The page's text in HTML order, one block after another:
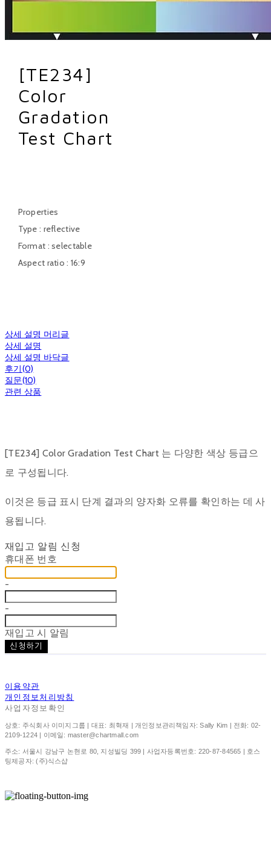
[TE234]
Color
Gradation
Test Chart
Properties
Type : reflective
Format : selectable
Aspect ratio : 16:9
상세 설명 머리글
상세 설명
상세 설명 바닥글
후기(0)
질문(10)
관련 상품
[TE234] Color Gradation Test Chart 는 다양한 색상 등급으
로 구성됩니다.
이것은 등급 표시 단계 결과의 양자화 오류를 확인하는 데 사
용됩니다.
재입고 알림 신청
휴대폰 번호
-
-
재입고 시 알림
신청하기
이용약관
개인정보처리방침
사업자정보확인
상호: 주식회사 이미지그룹 | 대표: 최혁재 | 개인정보관리책임자: Sally Kim | 전화: 02-
2109-1224 | 이메일: master@chartmall.com
주소: 서울시 강남구 논현로 80, 지성빌딩 399 | 사업자등록번호: 220-87-84565 | 호스
팅제공자: (주)식스샵